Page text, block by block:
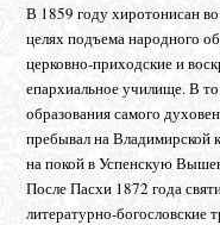
В 1859 году хиротонисан
целях подъема народного
церковно-приходские и
епархиальное училище. В
образования самого
пребывал на
на покой в Успенскую
После Пасхи 1872 года
литературно-богословские